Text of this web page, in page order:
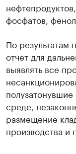
фосфатов,
По результатам
отчет для
выявлять все
среде,
размещение
производства и